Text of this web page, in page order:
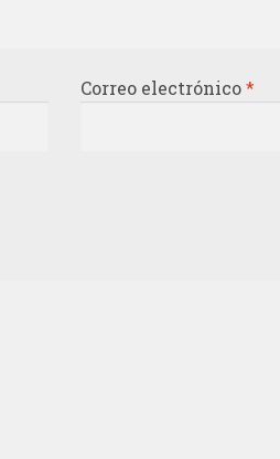
Correo electrónico*